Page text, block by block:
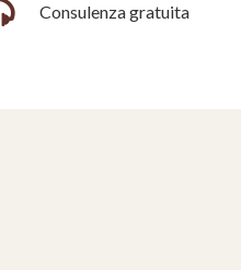
Consulenza gratuita